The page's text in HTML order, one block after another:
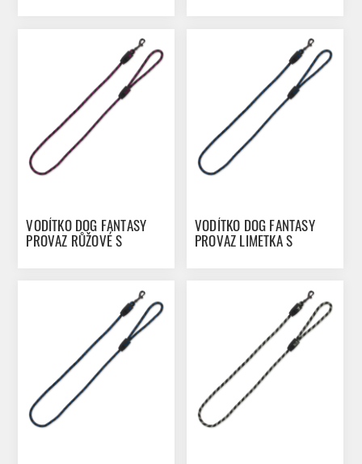
VODÍTKO DOG FANTASY
PROVAZ RŮŽOVÉ S
VODÍTKO DOG FANTASY
PROVAZ LIMETKA S